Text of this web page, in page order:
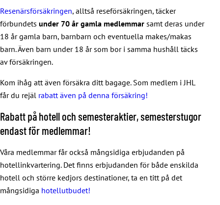
Resenärsförsäkringen, alltså reseförsäkringen, täcker
förbundets under 70 år gamla medlemmar samt deras under
18 år gamla barn, barnbarn och eventuella makes/makas
barn. Även barn under 18 år som bor i samma hushåll täcks
av försäkringen.
Kom ihåg att även försäkra ditt bagage. Som medlem i JHL
får du rejäl rabatt även på denna försäkring!
Rabatt på hotell och semesteraktier, semesterstugor
endast för medlemmar!
Våra medlemmar får också mångsidiga erbjudanden på
hotellinkvartering. Det finns erbjudanden för både enskilda
hotell och större kedjors destinationer, ta en titt på det
mångsidiga hotellutbudet!